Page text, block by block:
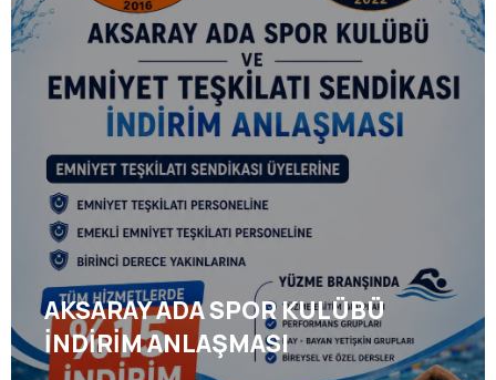
AKSARAY ADA SPOR KULÜBÜ
İNDİRİM ANLAŞMASI